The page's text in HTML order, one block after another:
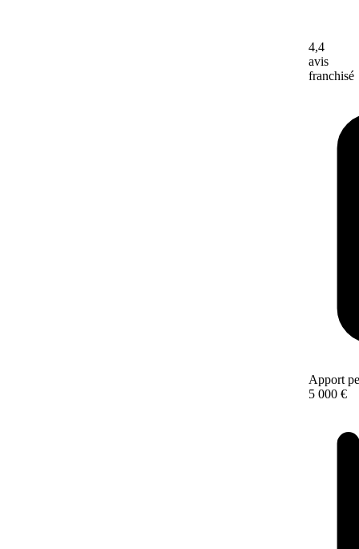
4,4
avis
franchisé
Apport
5 000 €